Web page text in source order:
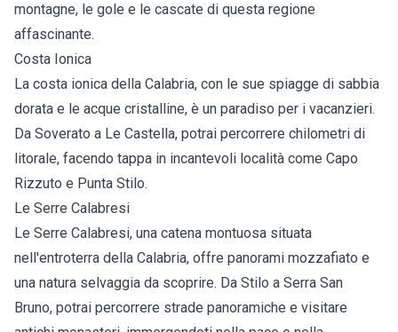
montagne, le gole e le cascate di questa regione
affascinante.
Costa Ionica
La costa ionica della Calabria, con le sue spiagge di sabbia
dorata e le acque cristalline, è un paradiso per i vacanzieri.
Da Soverato a Le Castella, potrai percorrere chilometri di
litorale, facendo tappa in incantevoli località come Capo
Rizzuto e Punta Stilo.
Le Serre Calabresi
Le Serre Calabresi, una catena montuosa situata
nell'entroterra della Calabria, offre panorami mozzafiato e
una natura selvaggia da scoprire. Da Stilo a Serra San
Bruno, potrai percorrere strade panoramiche e visitare